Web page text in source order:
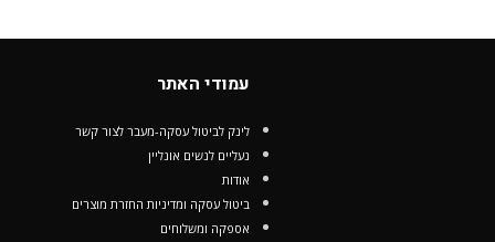
עמודי האתר
לינק לביטול עסקה-מעבר לצור קשר
נעליים לנשים אונליין
אודות
ביטול עסקה ומדיניות החזרת מוצרים
אספקה ומשלוחים